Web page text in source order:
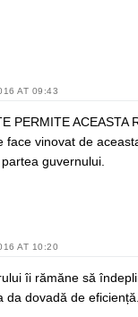
AT 09:43
PERMITE ACEASTA
face vinovat de
guvernului.
AT 10:20
îi rămăne să
da dovadă de eficiență.